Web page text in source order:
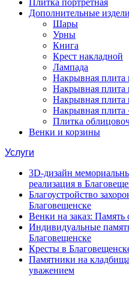
Плитка портретная
Дополнительные
Шары
Урны
Книга
Крест накладной
Лампада
Накрывная плита
Накрывная плита
Накрывная плита
Накрывная плита
Плитка
Венки и корзины
Услуги
3D-дизайн
реализация в
Благоустройство
Благовещенске
Венки на заказ:
Индивидуальные
Благовещенске
Кресты в
Памятники на
уважением